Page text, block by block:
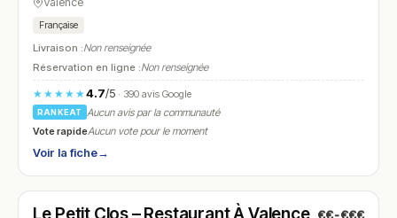
Française
Livraison :Non renseignée
Réservation en ligne :Non renseignée
★★★★★4.7/5· 390 avis Google
RANKEAT
Aucun avis par la communauté
Vote rapideAucun vote pour le moment
Voir la fiche→